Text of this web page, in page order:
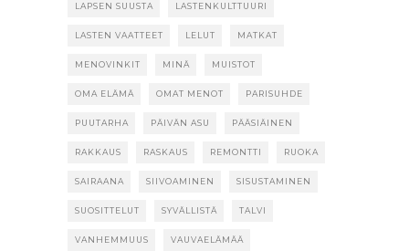
LAPSEN SUUSTA LASTENKULTTUURI
LASTEN VAATTEET LELUT MATKAT
MENOVINKIT MINÄ MUISTOT
OMA ELÄMÄ OMAT MENOT PARISUHDE
PUUTARHA PÄIVÄN ASU PÄÄSIÄINEN
RAKKAUS RASKAUS REMONTTI RUOKA
SAIRAANA SIIVOAMINEN SISUSTAMINEN
SUOSITTELUT SYVÄLLISTÄ TALVI
VANHEMMUUS VAUVAELÄMÄÄ